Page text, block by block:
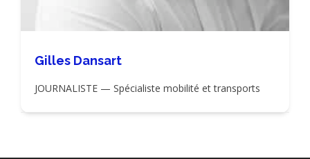
Gilles Dansart
JOURNALISTE — Spécialiste mobilité et transports